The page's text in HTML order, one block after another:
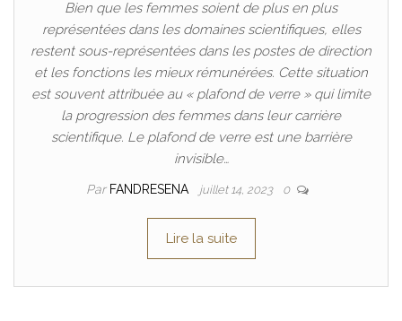
Bien que les femmes soient de plus en plus
représentées dans les domaines scientifiques, elles
restent sous-représentées dans les postes de direction
et les fonctions les mieux rémunérées. Cette situation
est souvent attribuée au « plafond de verre » qui limite
la progression des femmes dans leur carrière
scientifique. Le plafond de verre est une barrière
invisible…
Par FANDRESENA juillet 14, 2023 0
Lire la suite